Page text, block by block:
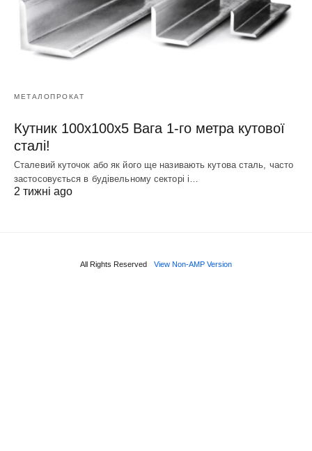
МЕТАЛОПРОКАТ
Кутник 100х100х5 Вага 1-го метра кутової
сталі!
Сталевий куточок або як його ще називають кутова сталь, часто
застосовується в будівельному секторі і…
2 тижні ago
All Rights Reserved View Non-AMP Version